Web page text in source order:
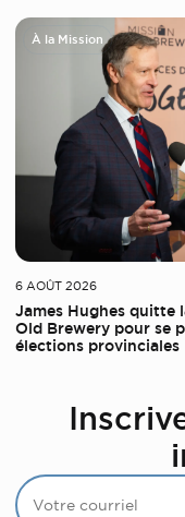
À la Mission
6 AOÛT 2026
James Hughes quitte
Old Brewery pour se
élections provinciales